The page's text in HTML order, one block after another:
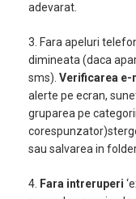
adevarat.
3. Fara apeluri
dimineata (daca
sms). Verificarea e-
alerte pe ecran,
gruparea pe
sau salvarea in
4. Fara intreruperi